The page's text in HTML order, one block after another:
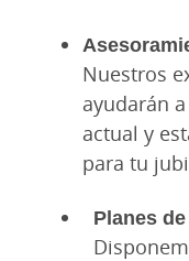
Nuestros
ayudarán
actual y
para tu
Planes